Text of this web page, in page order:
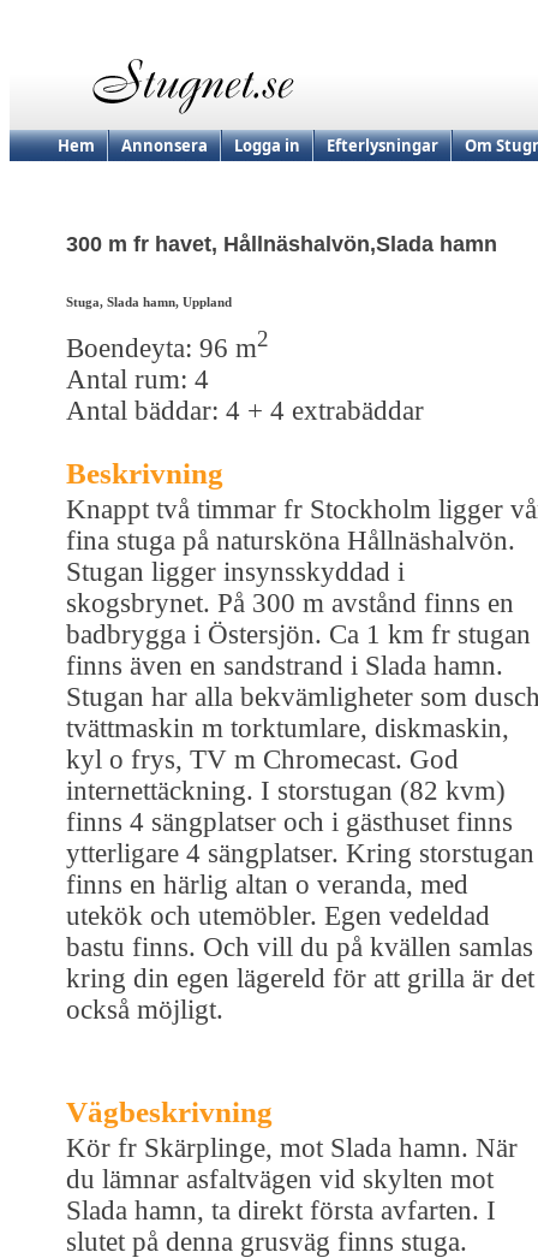
Hem Annonsera Logga in Efterlysningar Om
300 m fr havet, Hållnäshalvön,Slada hamn
Stuga, Slada hamn, Uppland
Boendeyta: 96 m2
Antal rum: 4
Antal bäddar: 4 + 4 extrabäddar
Beskrivning
Knappt två timmar fr Stockholm ligger
fina stuga på natursköna Hållnäshalvön.
Stugan ligger insynsskyddad i
skogsbrynet. På 300 m avstånd finns en
badbrygga i Östersjön. Ca 1 km fr stugan
finns även en sandstrand i Slada hamn.
Stugan har alla bekvämligheter som
tvättmaskin m torktumlare, diskmaskin,
kyl o frys, TV m Chromecast. God
internettäckning. I storstugan (82 kvm)
finns 4 sängplatser och i gästhuset finns
ytterligare 4 sängplatser. Kring storstugan
finns en härlig altan o veranda, med
utekök och utemöbler. Egen vedeldad
bastu finns. Och vill du på kvällen samlas
kring din egen lägereld för att grilla är det
också möjligt.
Vägbeskrivning
Kör fr Skärplinge, mot Slada hamn. När
du lämnar asfaltvägen vid skylten mot
Slada hamn, ta direkt första avfarten. I
slutet på denna grusväg finns stuga.